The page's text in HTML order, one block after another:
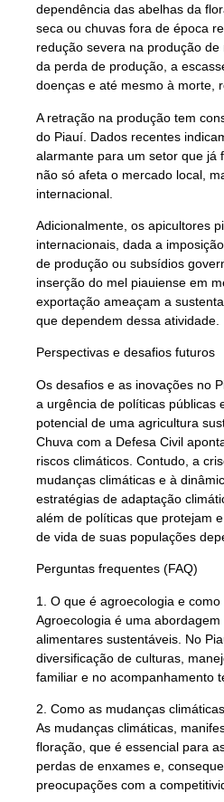
dependência das abelhas da
seca ou chuvas fora de época
redução severa na produção
da perda de produção, a
doenças e até mesmo à morte,
A retração na produção tem
do Piauí. Dados recentes
alarmante para um setor que já
não só afeta o mercado local,
internacional.
Adicionalmente, os apicultores
internacionais, dada a
de produção ou subsídios
inserção do mel piauiense em
exportação ameaçam a
que dependem dessa atividade.
Perspectivas e desafios futuros
Os desafios e as inovações no
a urgência de políticas públicas
potencial de uma agricultura
Chuva com a Defesa Civil
riscos climáticos. Contudo, a
mudanças climáticas e à
estratégias de adaptação
além de políticas que protejam
de vida de suas populações
Perguntas frequentes (FAQ)
1. O que é agroecologia e
Agroecologia é uma
alimentares sustentáveis. No
diversificação de culturas,
familiar e no acompanhamento
2. Como as mudanças
As mudanças climáticas,
floração, que é essencial para
perdas de enxames e,
preocupações com a